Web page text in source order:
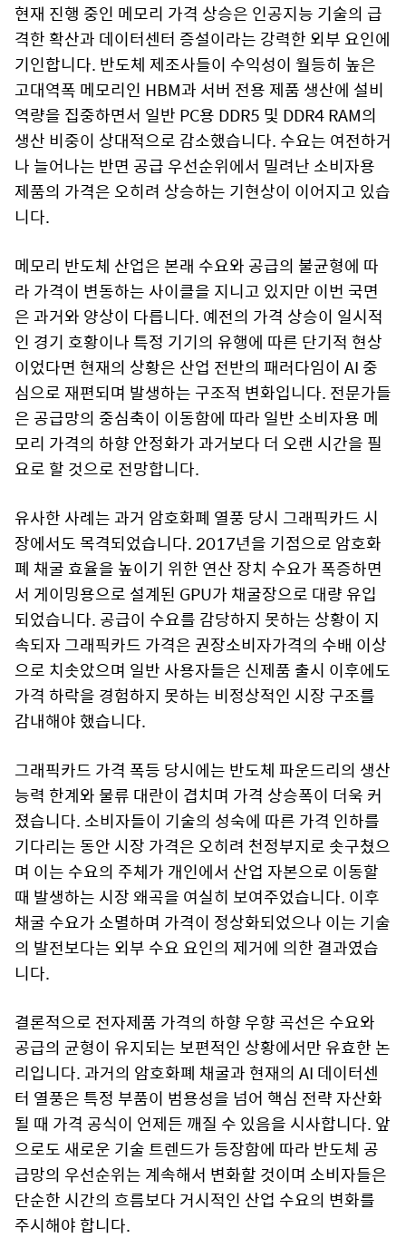
현재 진행 중인 메모리 가격 상승은 인공지능 기술의 급
격한 확산과 데이터센터 증설이라는 강력한 외부 요인에
기인합니다. 반도체 제조사들이 수익성이 월등히 높은
고대역폭 메모리인 HBM과 서버 전용 제품 생산에 설비
역량을 집중하면서 일반 PC용 DDR5 및 DDR4 RAM의
생산 비중이 상대적으로 감소했습니다. 수요는 여전하거
나 늘어나는 반면 공급 우선순위에서 밀려난 소비자용
제품의 가격은 오히려 상승하는 기현상이 이어지고 있습
니다.
메모리 반도체 산업은 본래 수요와 공급의 불균형에 따
라 가격이 변동하는 사이클을 지니고 있지만 이번 국면
은 과거와 양상이 다릅니다. 예전의 가격 상승이 일시적
인 경기 호황이나 특정 기기의 유행에 따른 단기적 현상
이었다면 현재의 상황은 산업 전반의 패러다임이 AI 중
심으로 재편되며 발생하는 구조적 변화입니다. 전문가들
은 공급망의 중심축이 이동함에 따라 일반 소비자용 메
모리 가격의 하향 안정화가 과거보다 더 오랜 시간을 필
요로 할 것으로 전망합니다.
유사한 사례는 과거 암호화폐 열풍 당시 그래픽카드 시
장에서도 목격되었습니다. 2017년을 기점으로 암호화
폐 채굴 효율을 높이기 위한 연산 장치 수요가 폭증하면
서 게이밍용으로 설계된 GPU가 채굴장으로 대량 유입
되었습니다. 공급이 수요를 감당하지 못하는 상황이 지
속되자 그래픽카드 가격은 권장소비자가격의 수배 이상
으로 치솟았으며 일반 사용자들은 신제품 출시 이후에도
가격 하락을 경험하지 못하는 비정상적인 시장 구조를
감내해야 했습니다.
그래픽카드 가격 폭등 당시에는 반도체 파운드리의 생산
능력 한계와 물류 대란이 겹치며 가격 상승폭이 더욱 커
졌습니다. 소비자들이 기술의 성숙에 따른 가격 인하를
기다리는 동안 시장 가격은 오히려 천정부지로 솟구쳤으
며 이는 수요의 주체가 개인에서 산업 자본으로 이동할
때 발생하는 시장 왜곡을 여실히 보여주었습니다. 이후
채굴 수요가 소멸하며 가격이 정상화되었으나 이는 기술
의 발전보다는 외부 수요 요인의 제거에 의한 결과였습
니다.
결론적으로 전자제품 가격의 하향 우향 곡선은 수요와
공급의 균형이 유지되는 보편적인 상황에서만 유효한 논
리입니다. 과거의 암호화폐 채굴과 현재의 AI 데이터센
터 열풍은 특정 부품이 범용성을 넘어 핵심 전략 자산화
될 때 가격 공식이 언제든 깨질 수 있음을 시사합니다. 앞
으로도 새로운 기술 트렌드가 등장함에 따라 반도체 공
급망의 우선순위는 계속해서 변화할 것이며 소비자들은
단순한 시간의 흐름보다 거시적인 산업 수요의 변화를
주시해야 합니다.